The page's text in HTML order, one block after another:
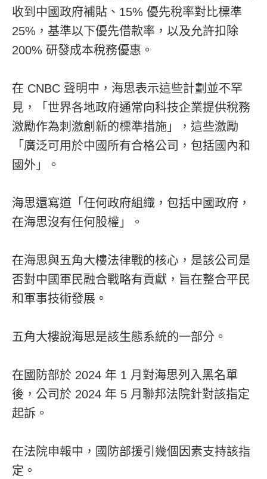
收到中國政府補貼、15% 優先稅率對比標準
25%，基準以下優先借款率，以及允許扣除
200% 研發成本稅務優惠。
在 CNBC 聲明中，海思表示這些計劃並不罕
見，「世界各地政府通常向科技企業提供稅務
激勵作為刺激創新的標準措施」，這些激勵
「廣泛可用於中國所有合格公司，包括國內和
國外」。
海思還寫道「任何政府組織，包括中國政府，
在海思沒有任何股權」。
在海思與五角大樓法律戰的核心，是該公司是
否對中國軍民融合戰略有貢獻，旨在整合平民
和軍事技術發展。
五角大樓說海思是該生態系統的一部分。
在國防部於 2024 年 1 月對海思列入黑名單
後，公司於 2024 年 5 月聯邦法院針對該指定
起訴。
在法院申報中，國防部援引幾個因素支持該指
定。